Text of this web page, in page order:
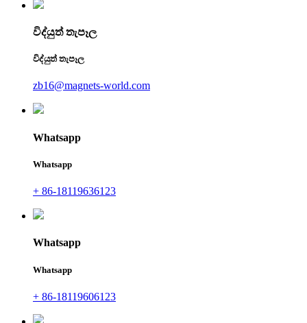
විද්යුත් තැපෑල
විද්යුත් තැපෑල
zb16@magnets-world.com
Whatsapp
Whatsapp
+ 86-18119636123
Whatsapp
Whatsapp
+ 86-18119606123